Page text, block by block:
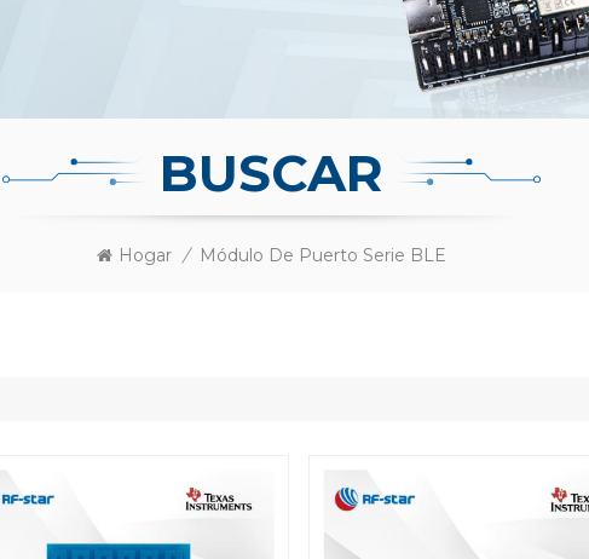
BUSCAR
Hogar / Módulo De Puerto Serie BLE